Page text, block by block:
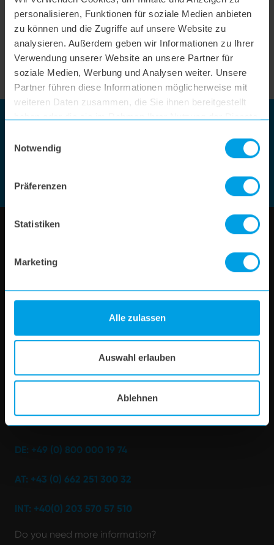
personalisieren, Funktionen für soziale Medien anbieten
zu können und die Zugriffe auf unsere Website zu
analysieren. Außerdem geben wir Informationen zu Ihrer
Verwendung unserer Website an unsere Partner für
soziale Medien, Werbung und Analysen weiter. Unsere
Partner führen diese Informationen möglicherweise mit
weiteren Daten zusammen, die Sie ihnen bereitgestellt
Notwendig
Präferenzen
Statistiken
Marketing
Alle zulassen
Auswahl erlauben
Ablehnen
Our products are designed and developed in
Germany. hoogo stands for quality you can rely on.
LEARN MORE
Newsletter
Always stay up to date with the hoogo.world
Shop
About us
Help & Contact
Store Locator
Customer Service
DE: +49 (0) 800 000 19 74
AT: +43 (0) 662 251 300 32
INT: +40(0) 203 570 57 510
Do you need more information?